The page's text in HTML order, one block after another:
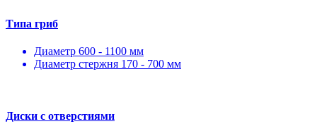
Типа гриб
Диаметр 600 - 1100 мм
Диаметр стержня 170 - 700 мм
Диски с отверстиями